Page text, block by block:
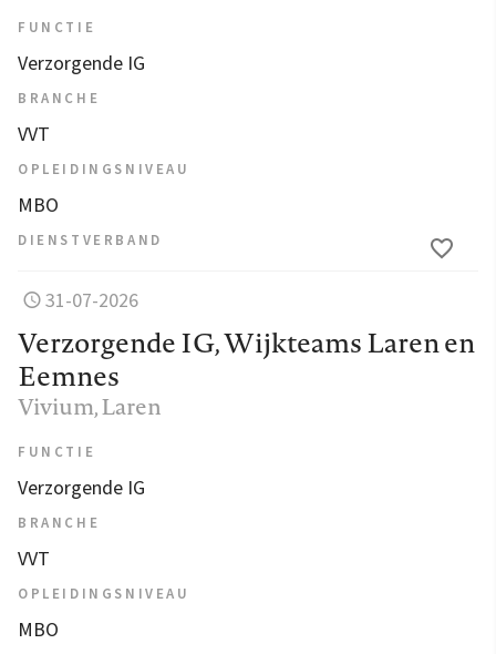
FUNCTIE
Verzorgende IG
BRANCHE
VVT
OPLEIDINGSNIVEAU
MBO
DIENSTVERBAND
31-07-2026
Verzorgende IG, Wijkteams Laren en
Eemnes
Vivium, Laren
FUNCTIE
Verzorgende IG
BRANCHE
VVT
OPLEIDINGSNIVEAU
MBO